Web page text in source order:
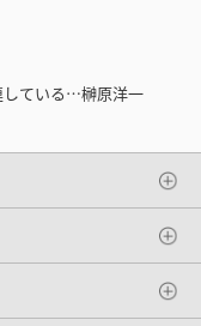
している…榊原洋一